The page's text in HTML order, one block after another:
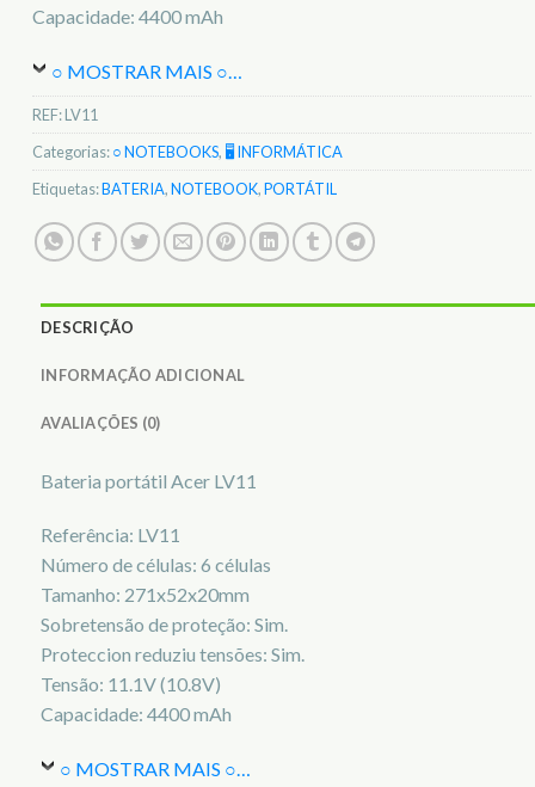
Capacidade: 4400 mAh
○ MOSTRAR MAIS ○…
REF:LV11
Categorias:○ NOTEBOOKS, 🖥️ INFORMÁTICA
Etiquetas:BATERIA,NOTEBOOK,PORTÁTIL
DESCRIÇÃO
INFORMAÇÃO ADICIONAL
AVALIAÇÕES (0)
Bateria portátil Acer LV11
Referência: LV11
Número de células: 6 células
Tamanho: 271x52x20mm
Sobretensão de proteção: Sim.
Proteccion reduziu tensões: Sim.
Tensão: 11.1V (10.8V)
Capacidade: 4400 mAh
○ MOSTRAR MAIS ○…